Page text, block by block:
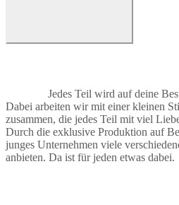
Jedes Teil wird auf deine
Dabei arbeiten wir mit einer kleinen
zusammen, die jedes Teil mit viel
Durch die exklusive Produktion auf
junges Unternehmen viele
anbieten. Da ist für jeden etwas dabei.